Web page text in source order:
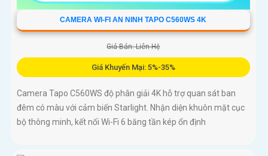
CAMERA WI-FI AN NINH TAPO C560WS 4K
Giá Bán: Liên Hệ
Giá Khuyến Mại: 5%-35%
Camera Tapo C560WS độ phân giải 4K hỗ trợ quan sát ban
đêm có màu với cảm biến Starlight. Nhận diện khuôn mặt cục
bộ thông minh, kết nối Wi-Fi 6 băng tần kép ổn định